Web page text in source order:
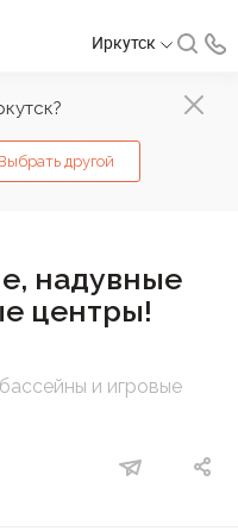
другой
Иркутск
надувные
центры!
и игровые